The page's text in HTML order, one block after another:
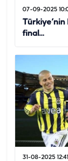
07-09-2025
Türkiye’nin
final…
31-08-2025 12:41